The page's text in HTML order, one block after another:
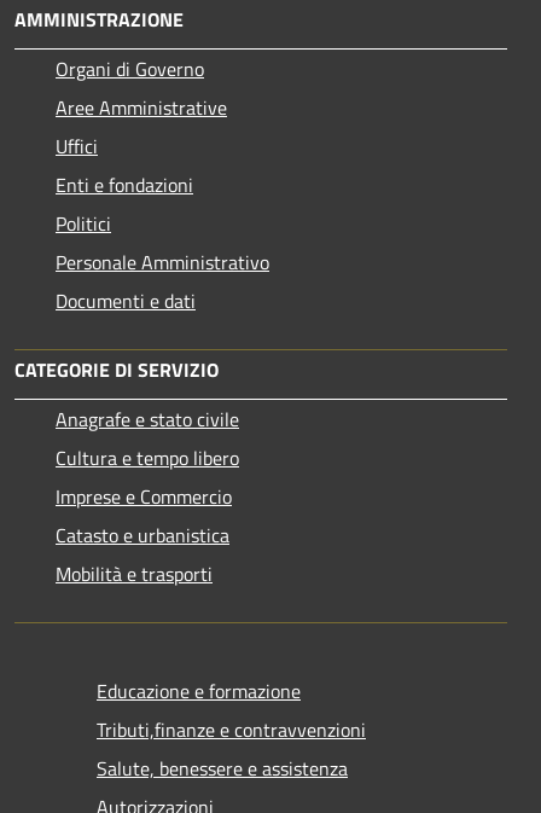
AMMINISTRAZIONE
Organi di Governo
Aree Amministrative
Uffici
Enti e fondazioni
Politici
Personale Amministrativo
Documenti e dati
CATEGORIE DI SERVIZIO
Anagrafe e stato civile
Cultura e tempo libero
Imprese e Commercio
Catasto e urbanistica
Mobilità e trasporti
Educazione e formazione
Tributi,finanze e contravvenzioni
Salute, benessere e assistenza
Autorizzazioni